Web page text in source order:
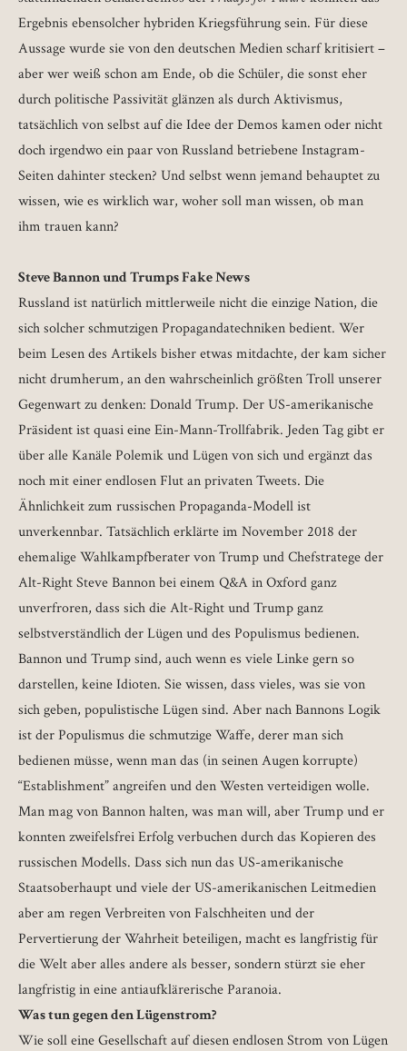
Ergebnis ebensolcher hybriden Kriegsführung sein. Für diese
Aussage wurde sie von den deutschen Medien scharf kritisiert –
aber wer weiß schon am Ende, ob die Schüler, die sonst eher
durch politische Passivität glänzen als durch Aktivismus,
tatsächlich von selbst auf die Idee der Demos kamen oder nicht
doch irgendwo ein paar von Russland betriebene Instagram-
Seiten dahinter stecken? Und selbst wenn jemand behauptet zu
wissen, wie es wirklich war, woher soll man wissen, ob man
ihm trauen kann?
Steve Bannon und Trumps Fake News
Russland ist natürlich mittlerweile nicht die einzige Nation, die
sich solcher schmutzigen Propagandatechniken bedient. Wer
beim Lesen des Artikels bisher etwas mitdachte, der kam sicher
nicht drumherum, an den wahrscheinlich größten Troll unserer
Gegenwart zu denken: Donald Trump. Der US-amerikanische
Präsident ist quasi eine Ein-Mann-Trollfabrik. Jeden Tag gibt er
über alle Kanäle Polemik und Lügen von sich und ergänzt das
noch mit einer endlosen Flut an privaten Tweets. Die
Ähnlichkeit zum russischen Propaganda-Modell ist
unverkennbar. Tatsächlich erklärte im November 2018 der
ehemalige Wahlkampfberater von Trump und Chefstratege der
Alt-Right Steve Bannon bei einem Q&A in Oxford ganz
unverfroren, dass sich die Alt-Right und Trump ganz
selbstverständlich der Lügen und des Populismus bedienen.
Bannon und Trump sind, auch wenn es viele Linke gern so
darstellen, keine Idioten. Sie wissen, dass vieles, was sie von
sich geben, populistische Lügen sind. Aber nach Bannons Logik
ist der Populismus die schmutzige Waffe, derer man sich
bedienen müsse, wenn man das (in seinen Augen korrupte)
“Establishment” angreifen und den Westen verteidigen wolle.
Man mag von Bannon halten, was man will, aber Trump und er
konnten zweifelsfrei Erfolg verbuchen durch das Kopieren des
russischen Modells. Dass sich nun das US-amerikanische
Staatsoberhaupt und viele der US-amerikanischen Leitmedien
aber am regen Verbreiten von Falschheiten und der
Pervertierung der Wahrheit beteiligen, macht es langfristig für
die Welt aber alles andere als besser, sondern stürzt sie eher
langfristig in eine antiaufklärerische Paranoia.
Was tun gegen den Lügenstrom?
Wie soll eine Gesellschaft auf diesen endlosen Strom von Lügen